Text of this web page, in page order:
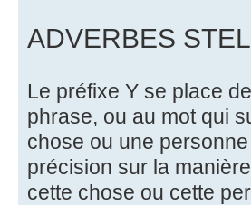
ADVERBES
Le préfixe Y se place
phrase, ou au mot qui
chose ou une
précision sur la
cette chose ou cette